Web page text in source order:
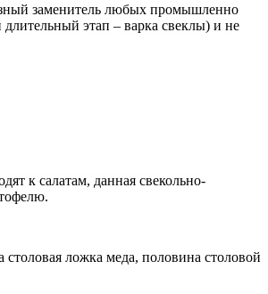
заменитель любых промышленно
этап – варка свеклы) и не
к салатам, данная свекольно-
ложка меда, половина столовой